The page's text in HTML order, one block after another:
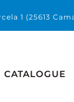
1 (25613
CATALOGUE